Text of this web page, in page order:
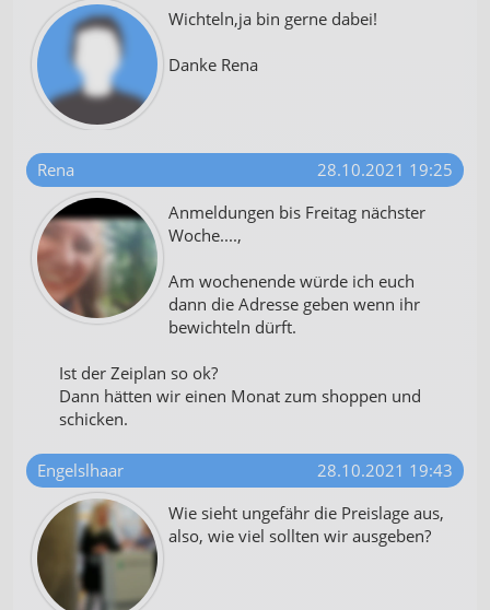
Wichteln,ja bin gerne dabei!
Danke Rena
Rena
28.10.2021 19:25
Anmeldungen bis Freitag nächster
Woche....,
Am wochenende würde ich euch
dann die Adresse geben wenn ihr
bewichteln dürft.
Ist der Zeiplan so ok?
Dann hätten wir einen Monat zum shoppen und
schicken.
Engelslhaar
28.10.2021 19:43
Wie sieht ungefähr die Preislage aus,
also, wie viel sollten wir ausgeben?